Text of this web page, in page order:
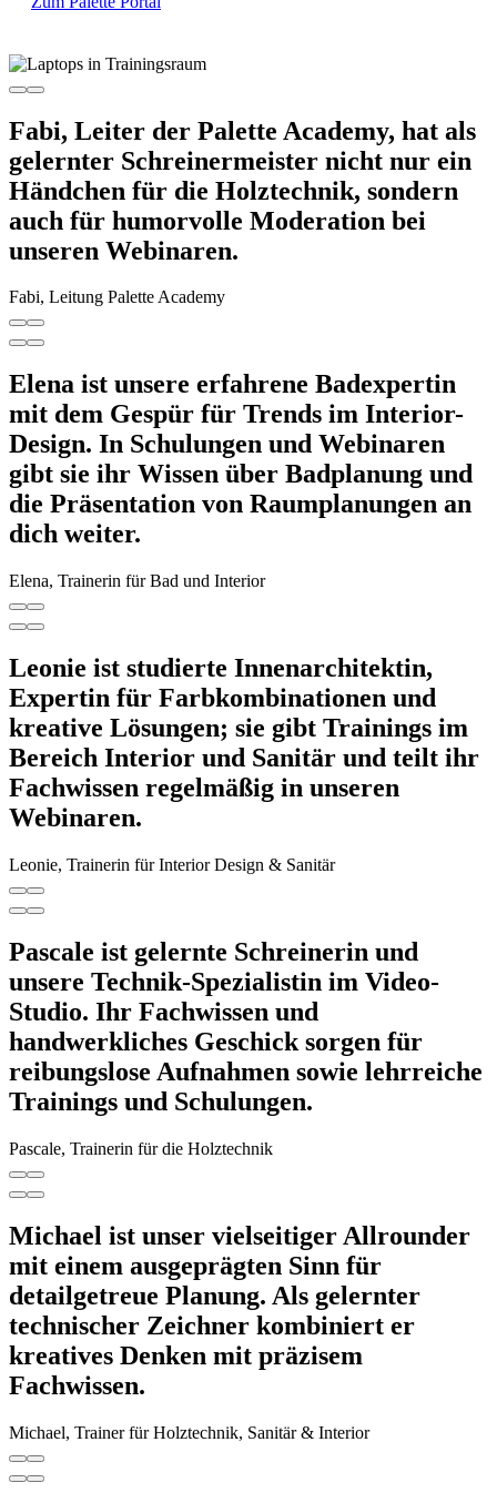
Fabi, Leiter der Palette Academy, hat als
gelernter Schreinermeister nicht nur ein
Händchen für die Holztechnik, sondern
auch für humorvolle Moderation bei
unseren Webinaren.
Fabi, Leitung Palette Academy
Elena ist unsere erfahrene Badexpertin
mit dem Gespür für Trends im Interior-
Design. In Schulungen und Webinaren
gibt sie ihr Wissen über Badplanung und
die Präsentation von Raumplanungen an
dich weiter.
Elena, Trainerin für Bad und Interior
Leonie ist studierte Innenarchitektin,
Expertin für Farbkombinationen und
kreative Lösungen; sie gibt Trainings im
Bereich Interior und Sanitär und teilt ihr
Fachwissen regelmäßig in unseren
Webinaren.
Leonie, Trainerin für Interior Design & Sanitär
Pascale ist gelernte Schreinerin und
unsere Technik-Spezialistin im Video-
Studio. Ihr Fachwissen und
handwerkliches Geschick sorgen für
reibungslose Aufnahmen sowie lehrreiche
Trainings und Schulungen.
Pascale, Trainerin für die Holztechnik
Michael ist unser vielseitiger Allrounder
mit einem ausgeprägten Sinn für
detailgetreue Planung. Als gelernter
technischer Zeichner kombiniert er
kreatives Denken mit präzisem
Fachwissen.
Michael, Trainer für Holztechnik, Sanitär & Interior